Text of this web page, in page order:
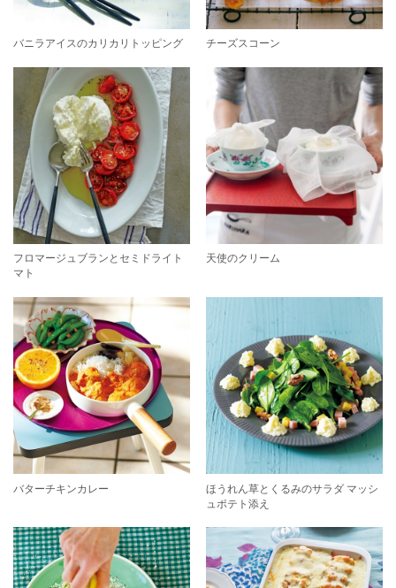
バニラアイスのカリカリトッピング チーズスコーン
フロマージュブランとセミドライト
マト
天使のクリーム
バターチキンカレー
ほうれん草とくるみのサラダ マッシ
ュポテト添え